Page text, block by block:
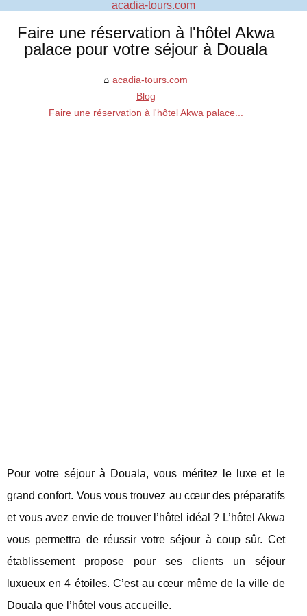
Faire une réservation à l'hôtel Akwa
palace pour votre séjour à Douala
acadia-tours.com
Blog
Faire une réservation à l'hôtel Akwa palace...
Pour votre séjour à Douala, vous méritez le luxe et le
grand confort. Vous vous trouvez au cœur des préparatifs
et vous avez envie de trouver l’hôtel idéal ? L’hôtel Akwa
vous permettra de réussir votre séjour à coup sûr. Cet
établissement propose pour ses clients un séjour
luxueux en 4 étoiles. C’est au cœur même de la ville de
Douala que l’hôtel vous accueille.
acadia-tours.com